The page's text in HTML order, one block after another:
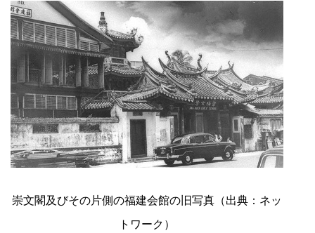
崇文閣及びその片側の福建会館の旧写真（出典：ネッ
トワーク）